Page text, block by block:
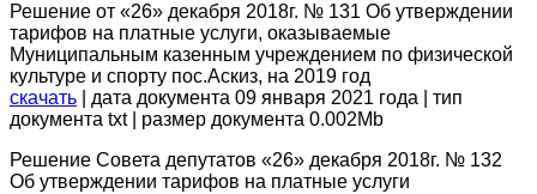
Решение от «26» декабря 2018г. № 131 Об утверждении
тарифов на платные услуги, оказываемые
Муниципальным казенным учреждением по физической
культуре и спорту пос.Аскиз, на 2019 год
скачать | дата документа 09 января 2021 года | тип
документа txt | размер документа 0.002Mb
Решение Совета депутатов «26» декабря 2018г. № 132
Об утверждении тарифов на платные услуги